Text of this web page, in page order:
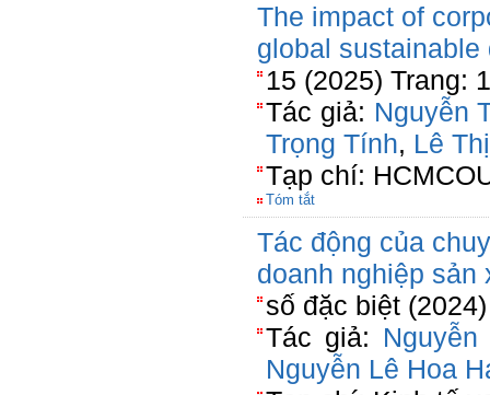
The impact of
global
15 (2025) Trang:
Tác giả: Nguyễn
Trọng Tính, Lê
Tạp chí:
Tóm tắt
Tác động của
doanh nghiệp sản
số đặc biệt
Tác giả:
Nguyễn Lê Hoa